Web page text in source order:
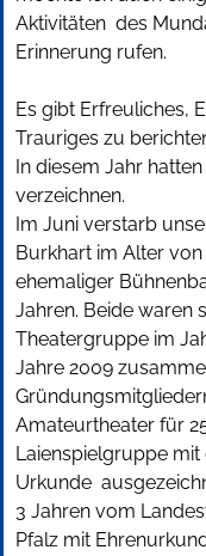
Aktivitäten des
Erinnerung rufen.
Es gibt Erfreuliches,
Trauriges zu
In diesem Jahr
verzeichnen.
Im Juni verstarb
Burkhart im Alter
ehemaliger
Jahren. Beide waren
Theatergruppe im
Jahre 2009
Amateurtheater für
Laienspielgruppe
Urkunde
3 Jahren vom
Pfalz mit